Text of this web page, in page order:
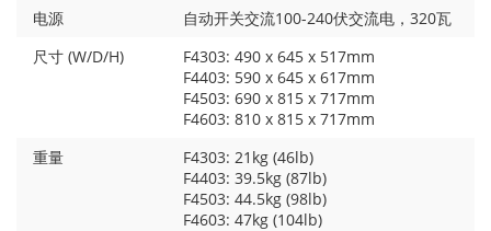
电源
自动开关交流100-240伏交流电，320瓦
尺寸 (W/D/H)
F4303: 490 x 645 x 517mm
F4403: 590 x 645 x 617mm
F4503: 690 x 815 x 717mm
F4603: 810 x 815 x 717mm
重量
F4303: 21kg (46lb)
F4403: 39.5kg (87lb)
F4503: 44.5kg (98lb)
F4603: 47kg (104lb)